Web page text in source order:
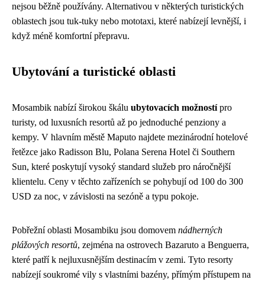
nejsou běžně používány. Alternativou v některých turistických
oblastech jsou tuk-tuky nebo mototaxi, které nabízejí levnější, i
když méně komfortní přepravu.
Ubytování a turistické oblasti
Mosambik nabízí širokou škálu ubytovacích možnostípro
turisty, od luxusních resortů až po jednoduché penziony a
kempy. V hlavním městě Maputo najdete mezinárodní hotelové
řetězce jako Radisson Blu, Polana Serena Hotel či Southern
Sun, které poskytují vysoký standard služeb pro náročnější
klientelu. Ceny v těchto zařízeních se pohybují od 100 do 300
USD za noc, v závislosti na sezóně a typu pokoje.
Pobřežní oblasti Mosambiku jsou domovem nádherných
plážových resortů, zejména na ostrovech Bazaruto a Benguerra,
které patří k nejluxusnějším destinacím v zemi. Tyto resorty
nabízejí soukromé vily s vlastními bazény, přímým přístupem na